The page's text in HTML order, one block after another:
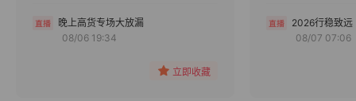
分组
晚上高货专场大放漏
08/06 19:34
立即收藏
2026行稳致远
08/07 07:06